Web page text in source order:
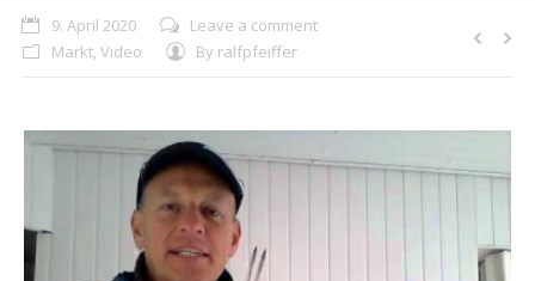
9. April 2020
Leave a comment
Markt, Video By ralfpfeiffer